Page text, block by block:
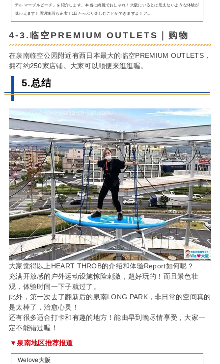
テル マーブルビーチ」を紹介します。本当に綺麗でおしゃれ！大阪にいるとは思えないような体験が
味わえます！周辺施設も充実！1日たっぷり楽しむことができますよ！ア...
4-3.临空PREMIUM OUTLETS｜购物
在泉南临空公园附近有西日本最大的临空PREMIUM OUTLETS，
拥有约250家店铺。大家可以顺便来逛逛喔。
5.总结
大家觉得以上HEART THROB的介绍和体验Report如何呢？
充满开放感的户外运动设施惊险刺激，超好玩的！而且景色壮
观，体验时间一下子就过了。
此外，第一次去了翻新后的泉南LONG PARK，非日常的空间真的
是太棒了，治愈心灵！
还有很多适合打卡和有趣的地方！能由早到晚尽情享受，大家一
定不能错过喔！
▼泉南地区推荐报道
Welove大阪